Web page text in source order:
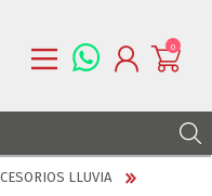
0
LLUVIA